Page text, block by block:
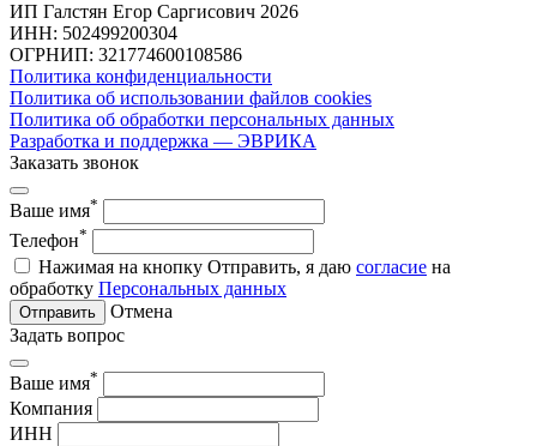
ИП Галстян Егор Саргисович 2026
ИНН: 502499200304
ОГРНИП: 321774600108586
Политика конфиденциальности
Политика об использовании файлов cookies
Политика об обработки персональных данных
Разработка и поддержка — ЭВРИКА
Заказать звонок
Ваше имя*
Телефон*
Нажимая на кнопку Отправить, я даю согласие на
обработку Персональных данных
Отправить
Отмена
Задать вопрос
Ваше имя*
Компания
ИНН